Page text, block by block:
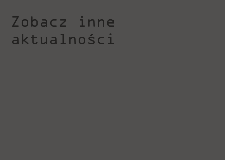
Zobacz inne
aktualności